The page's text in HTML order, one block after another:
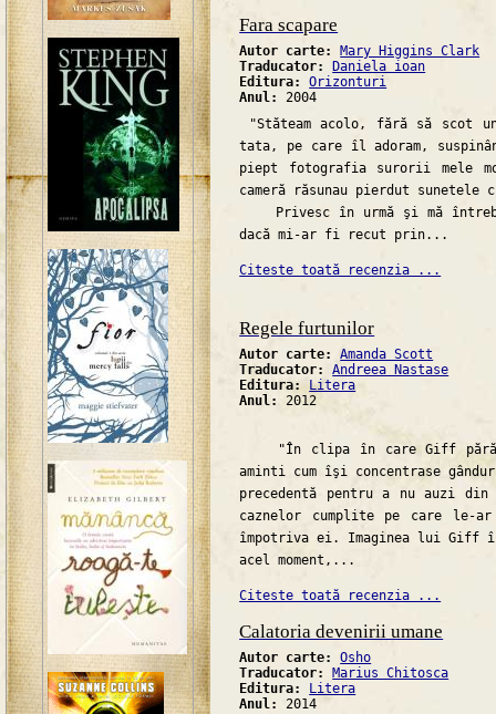
Fara scapare
Autor carte: Mary Higgins Clark
Traducator:
Daniela ioan
Editura:Orizonturi
Anul:2004
"Stăteam acolo, fără să scot
tata, pe care îl adoram,
piept fotografia surorii mele
cameră răsunau pierdut sunetele
Privesc în urmă şi mă
dacă mi-ar fi recut prin...
Citeste toată recenzia ...
Regele furtunilor
Autor carte:Amanda Scott
Traducator:Andreea Nastase
Editura:
Litera
Anul:2012
"În clipa în care Giff
aminti cum îşi concentrase
precedentă pentru a nu auzi
caznelor cumplite pe care
împotriva ei. Imaginea lui Giff
acel moment,...
Citeste toată recenzia ...
Calatoria devenirii umane
Autor carte:Osho
Traducator: Marius Chitosca
Editura:
Litera
Anul:2014